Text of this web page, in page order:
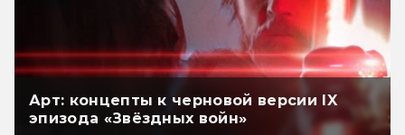
Арт: концепты к черновой версии IX
эпизода «Звёздных войн»